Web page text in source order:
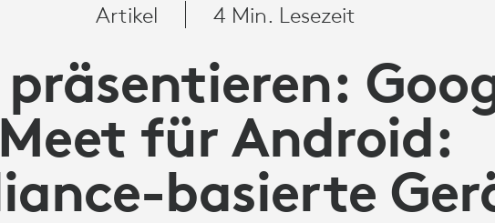
Artikel 4 Min. Lesezeit
Meet für Android:
basierte